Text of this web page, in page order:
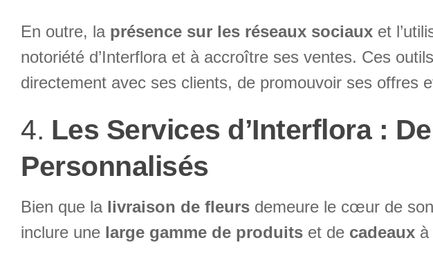
En outre, la présence sur les réseaux sociaux et
notoriété d’Interflora et à accroître ses ventes. Ces
directement avec ses clients, de promouvoir ses offres
4. Les Services d’Interflora :
Personnalisés
Bien que la livraison de fleurs demeure le cœur de
inclure une large gamme de produits et de cadeaux à